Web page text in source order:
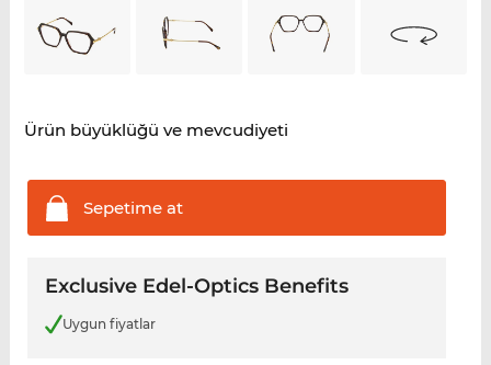
Ürün büyüklüğü ve mevcudiyeti
Sepetimeat
Exclusive Edel-Optics Benefits
Uygun fiyatlar